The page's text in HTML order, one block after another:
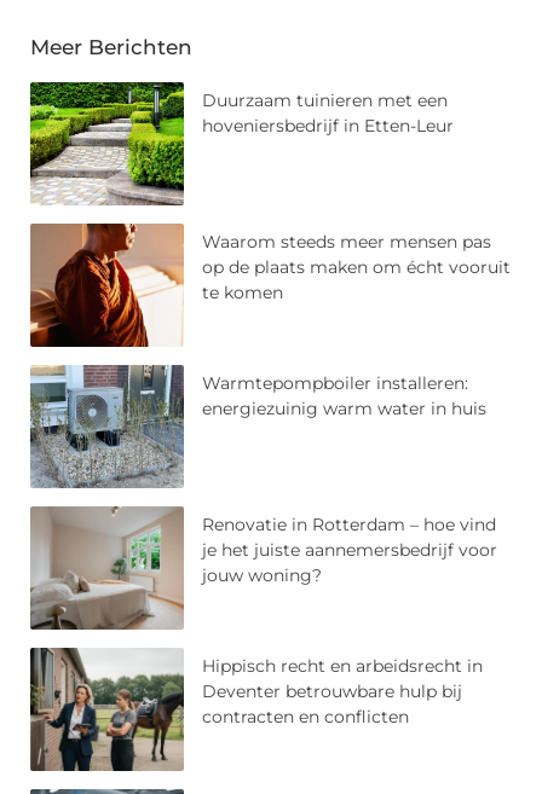
Meer Berichten
Duurzaam tuinieren met een
hoveniersbedrijf in Etten-Leur
Waarom steeds meer mensen pas
op de plaats maken om écht vooruit
te komen
Warmtepompboiler installeren:
energiezuinig warm water in huis
Renovatie in Rotterdam – hoe vind
je het juiste aannemersbedrijf voor
jouw woning?
Hippisch recht en arbeidsrecht in
Deventer betrouwbare hulp bij
contracten en conflicten